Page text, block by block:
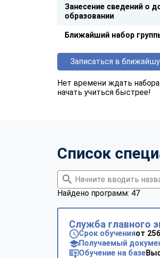
Занесение сведений о
образовании
Ближайший набор
Записаться в
Нет времени ждать
начать учиться быстрее!
Список
Найдено программ: 47
Служба главного
Срок обученияот
Получаемый
Обучение на базе